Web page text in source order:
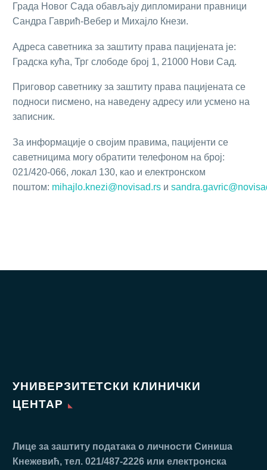
Града Новог Сада обављају дипломирани правници
Сандра Гаврић-Вебер и Михајло Кнези.
Адреса саветника за заштиту права пацијената је:
Градска кућа, Трг слободе број 1, 21000 Нови Сад.
Приговор саветнику за заштиту права пацијената се
подноси писмено, на наведену адресу или усмено на
записник.
За информације о својим правима, пацијенти се
саветницима могу обратити телефоном на број:
021/420-066, локал 130, као и електронском
поштом: mihajlo.knezi@novisad.rs и
УНИВЕРЗИТЕТСКИ КЛИНИЧКИ
ЦЕНТАР
Лице за заштиту података о личности Синиша
Кнежевић, тел. 021/487-2226 или електронска